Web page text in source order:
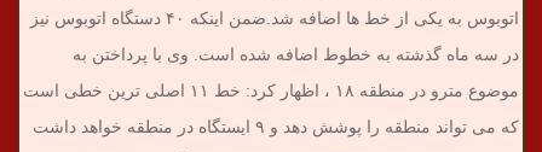
اتوبوس به یکی از خط ها اضافه شد.ضمن اینکه ۴۰ دستگاه اتوبوس نیز
در سه ماه گذشته به خطوط اضافه شده است. وی با پرداختن به
موضوع مترو در منطقه ۱۸ ، اظهار کرد: خط ۱۱ اصلی ترین خطی است
که می تواند منطقه را پوشش دهد و ۹ ایستگاه در منطقه خواهد داشت